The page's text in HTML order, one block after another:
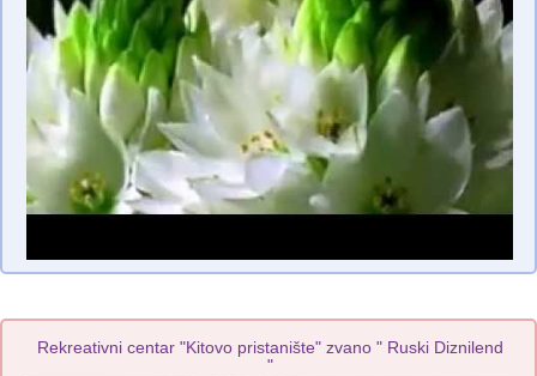
Rekreativni centar "Kitovo pristanište" zvano " Ruski Diznilend
"